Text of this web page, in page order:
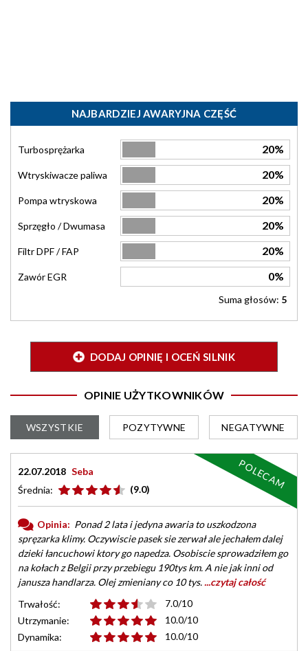
NAJBARDZIEJ AWARYJNA CZĘŚĆ
Turbosprężarka 20%
Wtryskiwacze paliwa 20%
Pompa wtryskowa 20%
Sprzęgło / Dwumasa 20%
Filtr DPF / FAP 20%
Zawór EGR 0%
Suma głosów: 5
DODAJ OPINIĘ I OCEŃ SILNIK
OPINIE UŻYTKOWNIKÓW
WSZYSTKIE POZYTYWNE NEGATYWNE
22.07.2018 Seba
Średnia:
(9.0)
Opinia: Ponad 2 lata i jedyna awaria to uszkodzona
spręzarka klimy. Oczywiscie pasek sie zerwał ale jechałem dalej
dzieki łancuchowi ktory go napedza. Osobiscie sprowadziłem go
na kołach z Belgii przy przebiegu 190tys km. A nie jak inni od
janusza handlarza. Olej zmieniany co 10 tys. ...czytaj całość
Trwałość:
7.0/10
Utrzymanie:
10.0/10
Dynamika:
10.0/10
POLECAM